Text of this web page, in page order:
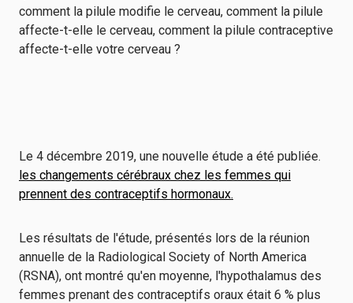
Le 4 décembre 2019, une nouvelle étude a été publiée.
les changements cérébraux chez les femmes qui
prennent des contraceptifs hormonaux.
Les résultats de l'étude, présentés lors de la réunion
annuelle de la Radiological Society of North America
(RSNA), ont montré qu'en moyenne, l'hypothalamus des
femmes prenant des contraceptifs oraux était 6 % plus